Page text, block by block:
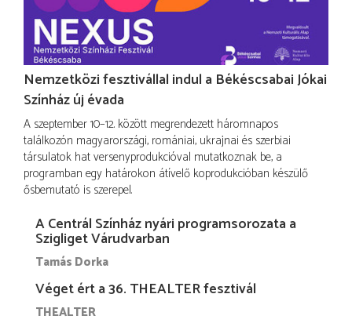
Nemzetközi fesztivállal indul a Békéscsabai Jókai
Színház új évada
A szeptember 10–12. között megrendezett háromnapos
találkozón magyarországi, romániai, ukrajnai és szerbiai
társulatok hat versenyprodukcióval mutatkoznak be, a
programban egy határokon átívelő koprodukcióban készülő
ősbemutató is szerepel.
A Centrál Színház nyári programsorozata a
Szigliget Várudvarban
Tamás Dorka
Véget ért a 36. THEALTER fesztivál
THEALTER